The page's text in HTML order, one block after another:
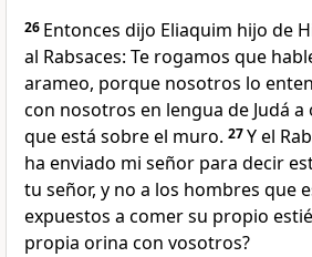
26 Entonces dijo Eliaquim hijo de
al Rabsaces: Te rogamos que
arameo, porque nosotros lo
con nosotros en lengua de Judá
que está sobre el muro. 27Y el
ha enviado mi señor para decir
tu señor, y no a los hombres que
expuestos a comer su propio
propia orina con vosotros?